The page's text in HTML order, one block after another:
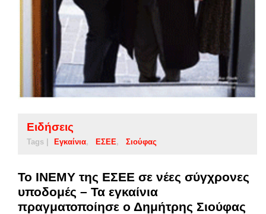
Ειδήσεις
Tags | Εγκαίνια ΕΣΕΕ Σιούφας
Το ΙΝΕΜΥ της ΕΣΕΕ σε νέες σύγχρονες
υποδομές – Τα εγκαίνια
πραγματοποίησε ο Δημήτρης Σιούφας